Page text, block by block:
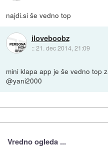
najdi.si še vedno top
iloveboobz
::21. dec 2014, 21:09
mini klapa app je še vedno top
@yani2000
Vredno ogleda ...